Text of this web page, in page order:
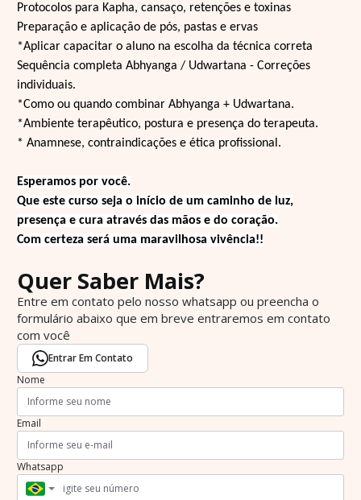
Protocolos para Kapha, cansaço, retenções e toxinas
Preparação e aplicação de pós, pastas e ervas
*Aplicar capacitar o aluno na escolha da técnica correta
Sequência completa Abhyanga / Udwartana - Correções
individuais.
*Como ou quando combinar Abhyanga + Udwartana.
*Ambiente terapêutico, postura e presença do terapeuta.
* Anamnese, contraindicações e ética profissional.
Esperamos por você.
Que este curso seja o início de um caminho de luz,
presença e cura através das mãos e do coração.
Com certeza será uma maravilhosa vivência!!
Quer Saber Mais?
Entre em contato pelo nosso whatsapp ou preencha o
formulário abaixo que em breve entraremos em contato
com você
Entrar Em Contato
Nome
Email
Whatsapp